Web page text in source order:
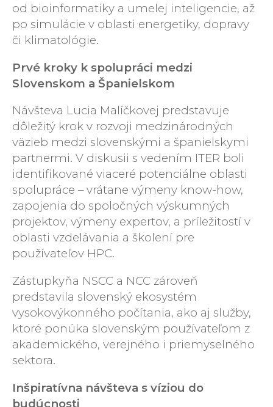
od bioinformatiky a umelej inteligencie, až
po simulácie v oblasti energetiky, dopravy
či klimatológie.
Prvé kroky k spolupráci medzi
Slovenskom a Španielskom
Návšteva Lucia Malíčkovej predstavuje
dôležitý krok v rozvoji medzinárodných
väzieb medzi slovenskými a španielskymi
partnermi. V diskusii s vedením ITER boli
identifikované viaceré potenciálne oblasti
spolupráce – vrátane výmeny know-how,
zapojenia do spoločných výskumných
projektov, výmeny expertov, a príležitostí v
oblasti vzdelávania a školení pre
používateľov HPC.
Zástupkyňa NSCC a NCC zároveň
predstavila slovenský ekosystém
vysokovýkonného počítania, ako aj služby,
ktoré ponúka slovenským používateľom z
akademického, verejného i priemyselného
sektora.
Inšpiratívna návšteva s víziou do
budúcnosti